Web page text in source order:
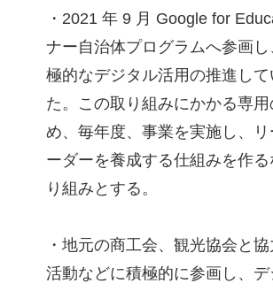
・2021 年 9 月 Google for
ナー自治体プログラムへ参画
極的なデジタル活用の推進して
た。この取り組みにかかる専
め、毎年度、事業を実施し、リ
ーダーを養成する仕組みを作
り組みとする。
・地元の商工会、観光協会と
活動などに積極的に参画し、